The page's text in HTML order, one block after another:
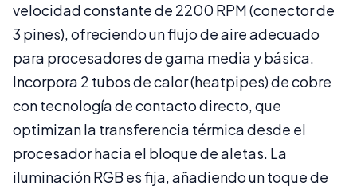
velocidad constante de 2200 RPM (conector de
3 pines), ofreciendo un flujo de aire adecuado
para procesadores de gama media y básica.
Incorpora 2 tubos de calor (heatpipes) de cobre
con tecnología de contacto directo, que
optimizan la transferencia térmica desde el
procesador hacia el bloque de aletas. La
iluminación RGB es fija, añadiendo un toque de